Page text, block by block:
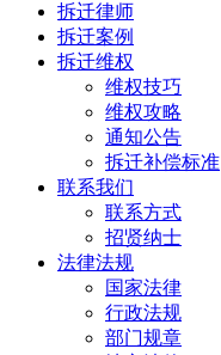
拆迁律师
拆迁案例
拆迁维权
维权技巧
维权攻略
通知公告
拆迁补偿标准
联系我们
联系方式
招贤纳士
法律法规
国家法律
行政法规
部门规章